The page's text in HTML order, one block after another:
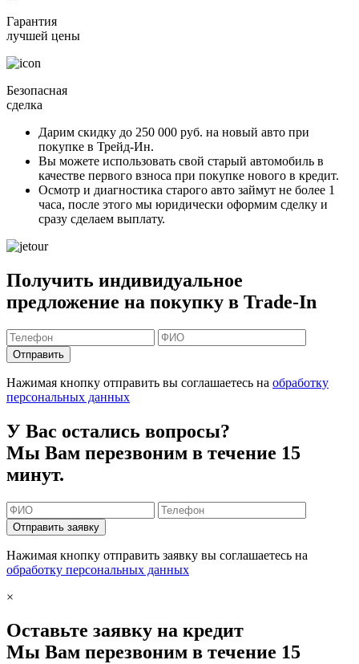
Гарантия
лучшей цены
Безопасная
сделка
Дарим скидку до 250 000 руб. на новый авто при
покупке в Трейд-Ин.
Вы можете использовать свой старый автомобиль в
качестве первого взноса при покупке нового в кредит.
Осмотр и диагностика старого авто займут не более 1
часа, после этого мы юридически оформим сделку и
сразу сделаем выплату.
Получить индивидуальное
предложение на покупку в Trade-In
Отправить
Нажимая кнопку отправить вы соглашаетесь на обработку
персональных данных
У Вас остались вопросы?
Мы Вам перезвоним в течение 15
минут.
Отправить заявку
Нажимая кнопку отправить заявку вы соглашаетесь на
обработку персональных данных
×
Оставьте заявку на кредит
Мы Вам перезвоним в течение 15